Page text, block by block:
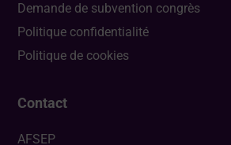
Demande de subvention congrès
Politique confidentialité
Politique de cookies
Contact
AFSEP